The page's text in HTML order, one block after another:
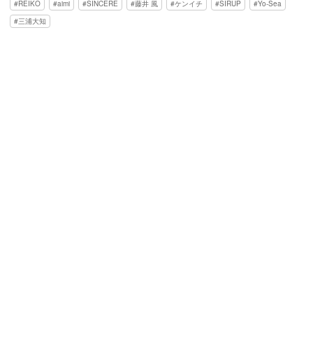
REIKO aimi SINCERE 藤井 風 ケンイチ SIRUP
Yo-Sea
三浦大知